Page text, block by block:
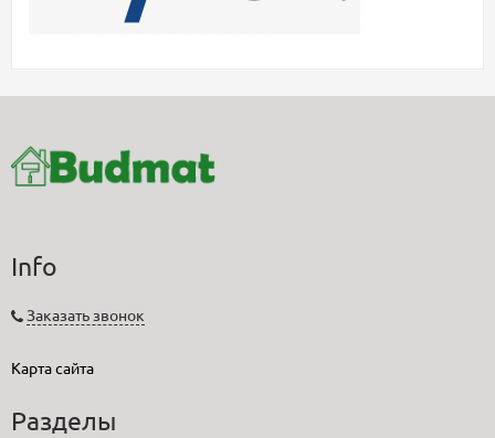
Info
Заказать звонок
Карта сайта
Разделы